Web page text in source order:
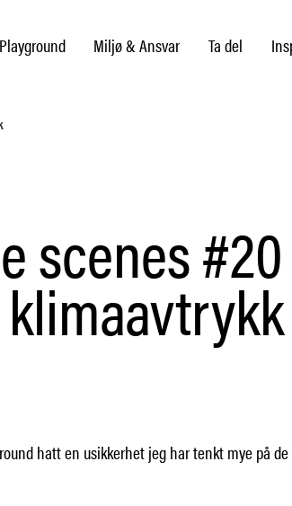
Miljø & Ansvar Ta del
scenes
hatt en usikkerhet jeg har tenkt mye på